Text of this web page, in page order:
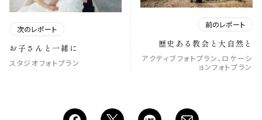
次のレポート
お子さんと一緒に
スタジオフォトプラン
前のレポート
歴史ある教会と大自然と
アクティブフォトプラン、ロケーシ
ョンフォトプラン